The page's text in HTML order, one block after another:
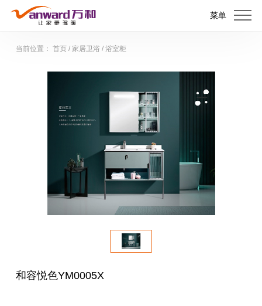
菜单
当前位置： 首页/ 家居卫浴 / 浴室柜
和容悦色YM0005X